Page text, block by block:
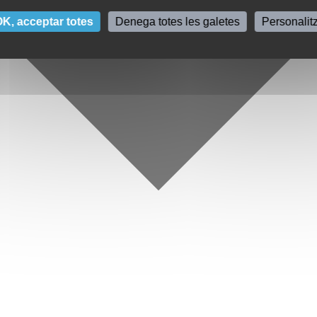
acceptar totes Denega totes les galetes